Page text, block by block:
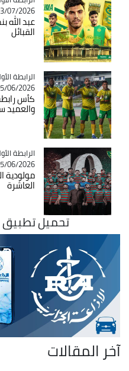
03/07/2026 - 19:00
عبد الله
القبائل
Catégorie
الرابطة الأولى
05/06/2026 - 22:15
كأس رابطة
والعميد
Catégorie
الرابطة الأولى
05/06/2026 - 20:31
مولودية
العاشرة
تحميل تطبيق
آخر المقالات